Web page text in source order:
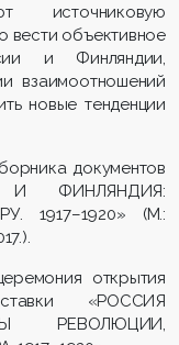
источниковую
вести объективное
и Финляндии,
взаимоотношений
новые тенденции
документов
И ФИНЛЯНДИЯ:
1917–1920» (М.:
открытия
«РОССИЯ
РЕВОЛЮЦИИ,